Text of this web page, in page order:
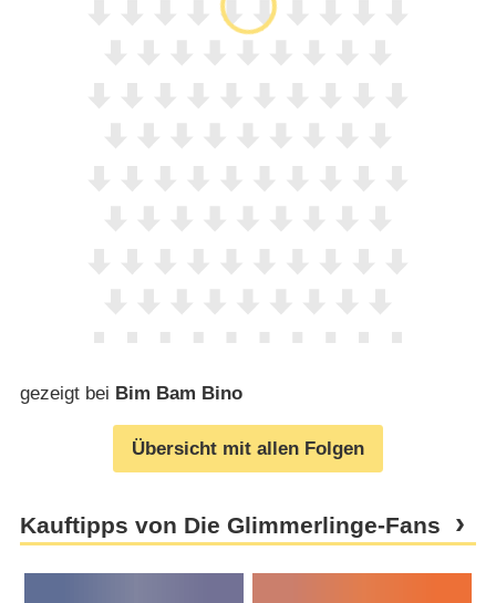
gezeigt bei Bim Bam Bino
Übersicht mit allen Folgen
Kauftipps von Die Glimmerlinge-Fans